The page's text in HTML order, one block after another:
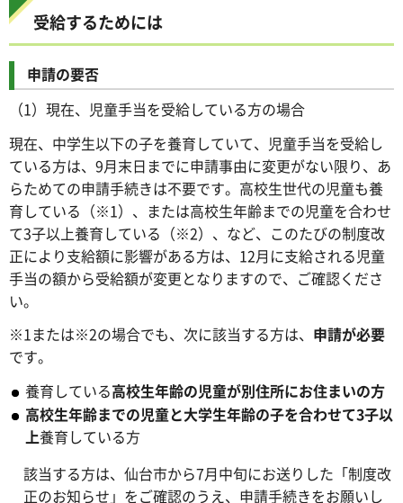
受給するためには
申請の要否
（1）現在、児童手当を受給している方の場合
現在、中学生以下の子を養育していて、児童手当を受給し
ている方は、9月末日までに申請事由に変更がない限り、あ
らためての申請手続きは不要です。高校生世代の児童も養
育している（※1）、または高校生年齢までの児童を合わせ
て3子以上養育している（※2）、など、このたびの制度改
正により支給額に影響がある方は、12月に支給される児童
手当の額から受給額が変更となりますので、ご確認くださ
い。
※1または※2の場合でも、次に該当する方は、 申請が必要
です。
養育している高校生年齢の児童が別住所にお住まいの方
高校生年齢までの児童と大学生年齢の子を合わせて3子以
上養育している方
該当する方は、仙台市から7月中旬にお送りした「制度改
正のお知らせ」をご確認のうえ、申請手続きをお願いし